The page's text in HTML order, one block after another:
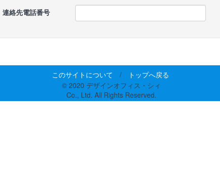
連絡先電話番号
このサイトについて /
トップへ戻る
© 2020 デザインオフィス・シィ
Co., Ltd. All Rights Reserved.